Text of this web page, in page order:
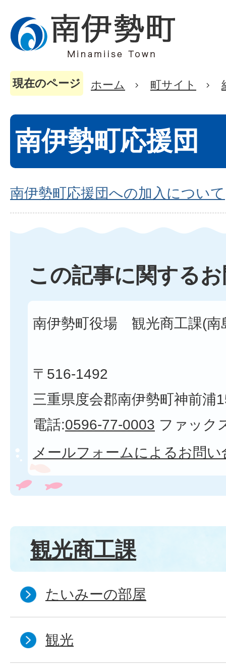
現在のページ ホーム 町サイト
南伊勢町応援団
南伊勢町応援団への加入について
この記事に関する
南伊勢町役場 観光商工課(南
〒516-1492
三重県度会郡南伊勢町神前浦
電話:0596-77-0003 ファック
メールフォームによるお問い
観光商工課
たいみーの部屋
観光